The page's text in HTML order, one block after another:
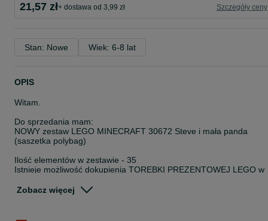
21,57 zł+ dostawa od 3,99 zł Szczegóły ceny
Stan: Nowe Wiek: 6-8 lat
OPIS
Witam.
Do sprzedania mam:
NOWY zestaw LEGO MINECRAFT 30672 Steve i mała panda
(saszetka polybag)
Ilość elementów w zestawie - 35
Istnieje możliwość dokupienia TOREBKI PREZENTOWEJ LEGO w
zakupem proszę o informację. Wtedy podwyższę cenę ogłoszenia.
Zobacz więcej